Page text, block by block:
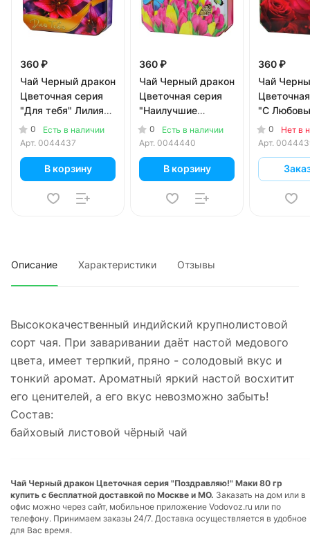
360 ₽
Чай Черный дракон
Цветочная серия
"Для тебя" Лилия
80 гр
0
Есть в наличии
Арт. 0044437
В корзину
360 ₽
Чай Черный дракон
Цветочная серия
"Наилучшие
пожелания!"
Тюльпаны 80 гр
0
Есть в наличии
Арт. 0044440
В корзину
360 ₽
Чай
"С
80 гр
0
Нет в
Арт.
Описание Характеристики Отзывы
Высококачественный индийский крупнолистовой
сорт чая. При заваривании даёт настой медового
цвета, имеет терпкий, пряно - солодовый вкус и
тонкий аромат. Ароматный яркий настой восхитит
его ценителей, а его вкус невозможно забыть!
Состав:
байховый листовой чёрный чай
Чай Черный дракон Цветочная серия "Поздравляю!" Маки 80 гр
купить с бесплатной доставкой по Москве и МО. Заказать на дом или в
офис можно через сайт, мобильное приложение Vodovoz.ru или по
телефону. Принимаем заказы 24/7. Доставка осуществляется в удобное
для Вас время.